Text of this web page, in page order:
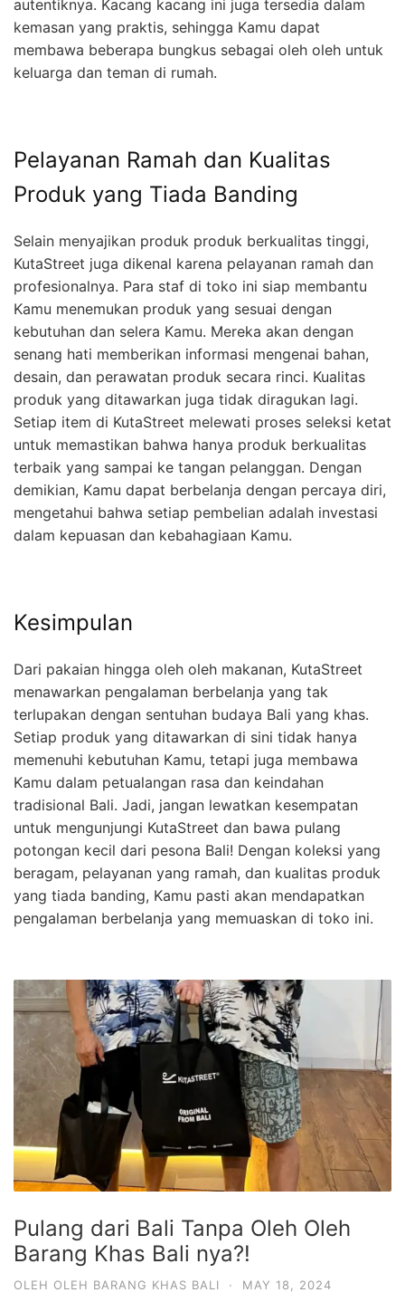
autentiknya. Kacang kacang ini juga tersedia dalam
kemasan yang praktis, sehingga Kamu dapat
membawa beberapa bungkus sebagai oleh oleh untuk
keluarga dan teman di rumah.
Pelayanan Ramah dan Kualitas
Produk yang Tiada Banding
Selain menyajikan produk produk berkualitas tinggi,
KutaStreet juga dikenal karena pelayanan ramah dan
profesionalnya. Para staf di toko ini siap membantu
Kamu menemukan produk yang sesuai dengan
kebutuhan dan selera Kamu. Mereka akan dengan
senang hati memberikan informasi mengenai bahan,
desain, dan perawatan produk secara rinci. Kualitas
produk yang ditawarkan juga tidak diragukan lagi.
Setiap item di KutaStreet melewati proses seleksi ketat
untuk memastikan bahwa hanya produk berkualitas
terbaik yang sampai ke tangan pelanggan. Dengan
demikian, Kamu dapat berbelanja dengan percaya diri,
mengetahui bahwa setiap pembelian adalah investasi
dalam kepuasan dan kebahagiaan Kamu.
Kesimpulan
Dari pakaian hingga oleh oleh makanan, KutaStreet
menawarkan pengalaman berbelanja yang tak
terlupakan dengan sentuhan budaya Bali yang khas.
Setiap produk yang ditawarkan di sini tidak hanya
memenuhi kebutuhan Kamu, tetapi juga membawa
Kamu dalam petualangan rasa dan keindahan
tradisional Bali. Jadi, jangan lewatkan kesempatan
untuk mengunjungi KutaStreet dan bawa pulang
potongan kecil dari pesona Bali! Dengan koleksi yang
beragam, pelayanan yang ramah, dan kualitas produk
yang tiada banding, Kamu pasti akan mendapatkan
pengalaman berbelanja yang memuaskan di toko ini.
Pulang dari Bali Tanpa Oleh Oleh
Barang Khas Bali nya?!
OLEH OLEH BARANG KHAS BALI · MAY 18, 2024